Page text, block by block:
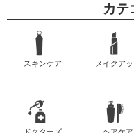
カテ
スキンケア メイクア